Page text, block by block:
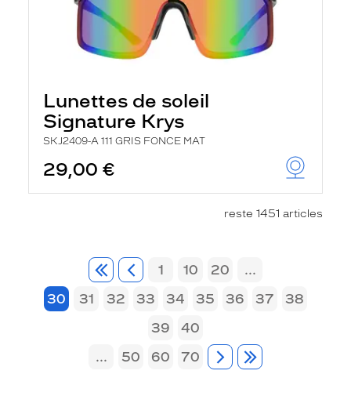
Lunettes de soleil
Signature Krys
SKJ2409-A 111 GRIS FONCE MAT
29,00 €
reste 1451 articles
1 10 20
...
30
31 32 33 34 35 36 37
38
39
40
...
50 60 70